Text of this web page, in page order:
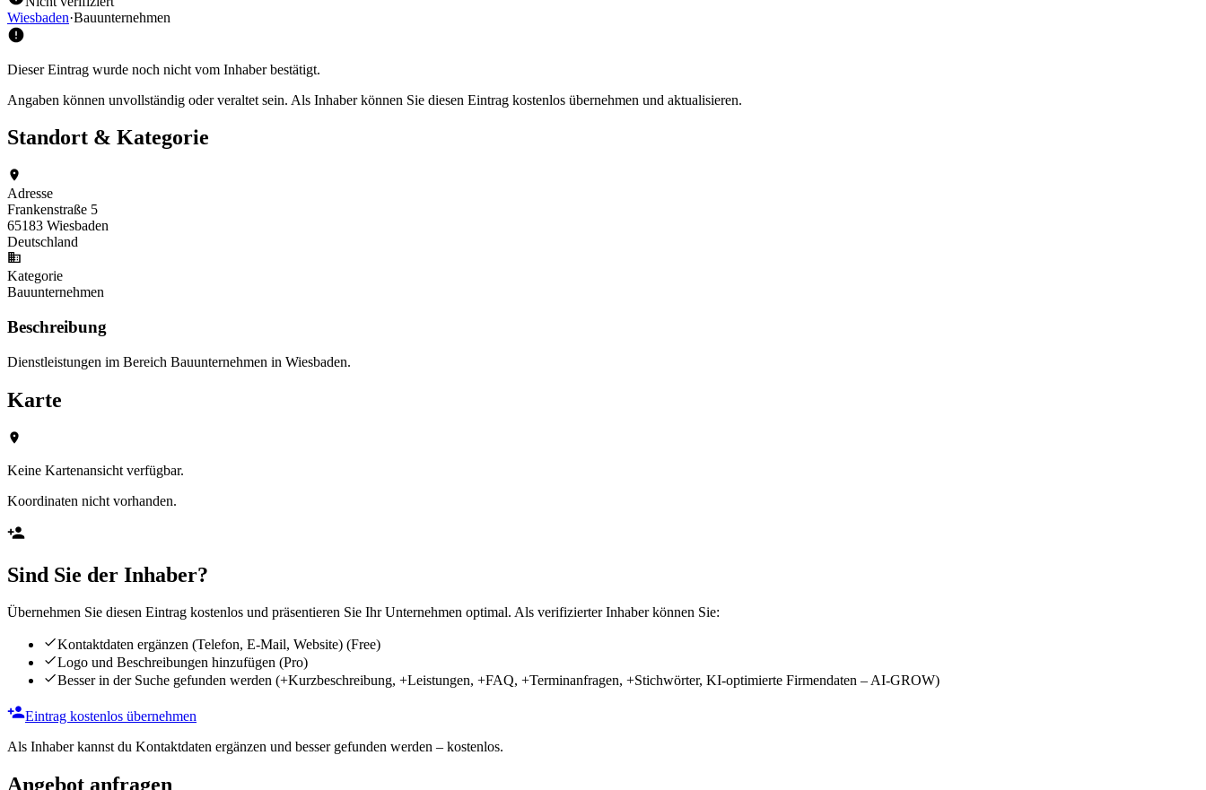
Wiesbaden·Bauunternehmen
Dieser Eintrag wurde noch nicht vom Inhaber bestätigt.
Angaben können unvollständig oder veraltet sein. Als Inhaber können Sie diesen Eintrag kostenlos übernehmen und aktualisieren.
Standort & Kategorie
Adresse
Frankenstraße 5
65183 Wiesbaden
Deutschland
Kategorie
Bauunternehmen
Beschreibung
Dienstleistungen im Bereich Bauunternehmen in Wiesbaden.
Karte
Keine Kartenansicht verfügbar.
Koordinaten nicht vorhanden.
Sind Sie der Inhaber?
Übernehmen Sie diesen Eintrag kostenlos und präsentieren Sie Ihr Unternehmen optimal. Als verifizierter Inhaber können Sie:
Kontaktdaten ergänzen (Telefon, E-Mail, Website) (Free)
Logo und Beschreibungen hinzufügen (Pro)
Besser in der Suche gefunden werden (+Kurzbeschreibung, +Leistungen, +FAQ, +Terminanfragen, +Stichwörter, KI-optimierte Firmendaten – AI-GROW)
Eintrag kostenlos übernehmen
Als Inhaber kannst du Kontaktdaten ergänzen und besser gefunden werden – kostenlos.
Angebot anfragen